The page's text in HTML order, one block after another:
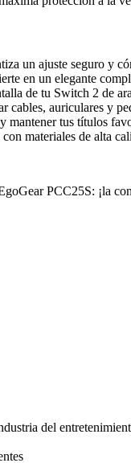
un ajuste seguro y
en un elegante
de tu Switch 2 de
cables, auriculares y
mantener tus títulos
con materiales de alta
PCC25S: ¡la
del